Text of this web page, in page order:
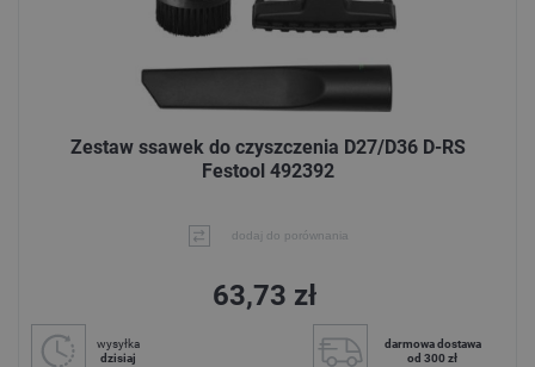
Zestaw ssawek do czyszczenia D27/D36 D-RS
Festool 492392
dodaj do porównania
63,73 zł
wysyłka
dzisiaj
darmowa dostawa
od 300 zł